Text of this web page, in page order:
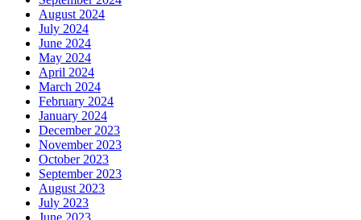
August 2024
July 2024
June 2024
May 2024
April 2024
March 2024
February 2024
January 2024
December 2023
November 2023
October 2023
September 2023
August 2023
July 2023